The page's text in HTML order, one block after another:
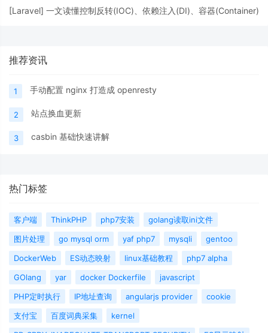
[Laravel] 一文读懂控制反转(IOC)、依赖注入(DI)、容器(Container)
推荐资讯
1 手动配置 nginx 打造成 openresty
2 站点换血更新
3 casbin 基础快速讲解
热门标签
客户端 ThinkPHP php7安装
golang读取ini文件
图片处理
go mysql orm yaf php7 mysqli
gentoo
DockerWeb
ES动态映射 linux基础教程
php7 alpha
GOlang
yar docker Dockerfile
javascript
PHP定时执行
IP地址查询 angularjs provider
cookie
支付宝
百度词典采集
kernel